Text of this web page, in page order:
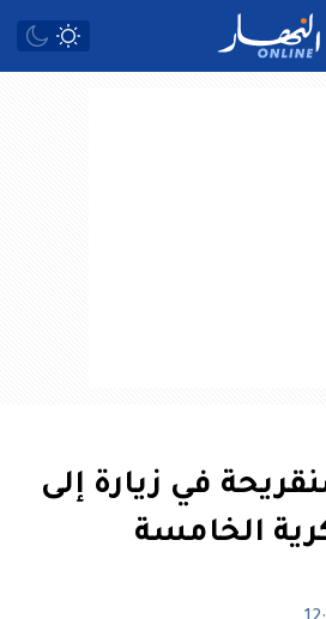
في زيارة إلى
الخامسة